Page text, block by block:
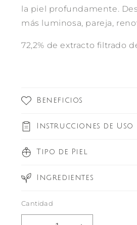
la piel profundamente.
más luminosa, pareja,
72,2% de extracto filtrado
Beneficios
Instrucciones de Uso
Tipo de Piel
Ingredientes
Cantidad